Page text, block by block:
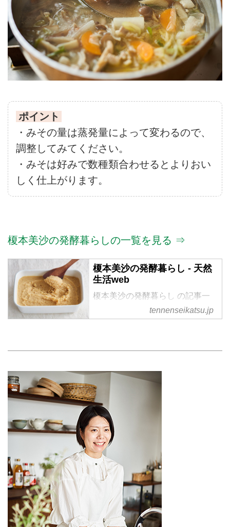
ポイント
・みその量は蒸発量によって変わるので、
調整してみてください。
・みそは好みで数種類合わせるとよりおい
しく仕上がります。
榎本美沙の発酵暮らしの一覧を見る ⇒
榎本美沙の発酵暮らし - 天然
生活web
榎本美沙の発酵暮らし の記事一
tennenseikatsu.jp